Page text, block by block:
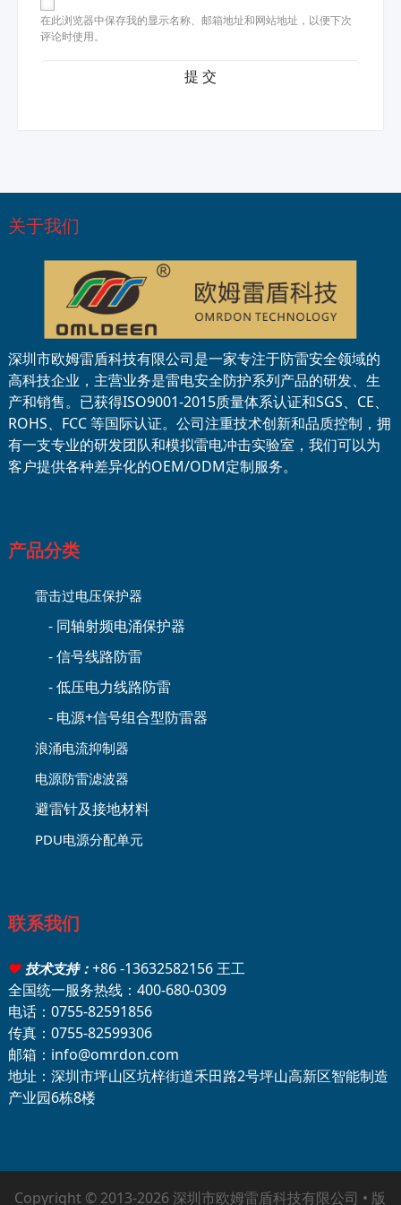
在此浏览器中保存我的显示名称、邮箱地址和网站地址，以便下次
评论时使用。
关于我们
深圳市欧姆雷盾科技有限公司是一家专注于防雷安全领域的
高科技企业，主营业务是雷电安全防护系列产品的研发、生
产和销售。已获得ISO9001-2015质量体系认证和SGS、CE、
ROHS、FCC 等国际认证。公司注重技术创新和品质控制，拥
有一支专业的研发团队和模拟雷电冲击实验室，我们可以为
客户提供各种差异化的OEM/ODM定制服务。
产品分类
雷击过电压保护器
- 同轴射频电涌保护器
- 信号线路防雷
- 低压电力线路防雷
- 电源+信号组合型防雷器
浪涌电流抑制器
电源防雷滤波器
避雷针及接地材料
PDU电源分配单元
联系我们
♥技术支持： +86 -13632582156 王工
全国统一服务热线：400-680-0309
电话：0755-82591856
传真：0755-82599306
邮箱：info@omrdon.com
地址：深圳市坪山区坑梓街道禾田路2号坪山高新区智能制造
产业园6栋8楼
Copyright © 2013-2026 深圳市欧姆雷盾科技有限公司 • 版